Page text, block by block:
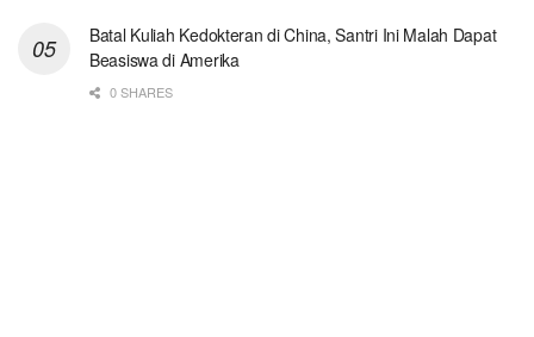
Batal Kuliah Kedokteran di China, Santri Ini Malah Dapat
Beasiswa di Amerika
0 SHARES